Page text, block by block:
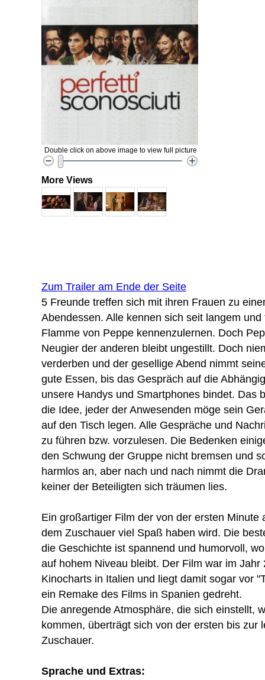
Double click on above image to view full picture
More Views
Zum Trailer am Ende der Seite
5 Freunde treffen sich mit ihren Frauen zu
Abendessen. Alle kennen sich seit langem
Flamme von Peppe kennenzulernen. Doch
Neugier der anderen bleibt ungestillt. Doch
verderben und der gesellige Abend nimmt
gute Essen, bis das Gespräch auf die
unsere Handys und Smartphones bindet. Das
die Idee, jeder der Anwesenden möge sein
auf den Tisch legen. Alle Gespräche und
zu führen bzw. vorzulesen. Die Bedenken
den Schwung der Gruppe nicht bremsen und
harmlos an, aber nach und nach nimmt die
keiner der Beteiligten sich träumen lies.
Ein großartiger Film der von der ersten Minute
dem Zuschauer viel Spaß haben wird. Die
die Geschichte ist spannend und humorvoll,
auf hohem Niveau bleibt. Der Film war im Jahr
Kinocharts in Italien und liegt damit sogar vor
ein Remake des Films in Spanien gedreht.
Die anregende Atmosphäre, die sich einstellt,
kommen, überträgt sich von der ersten bis zur
Zuschauer.
Sprache und Extras: